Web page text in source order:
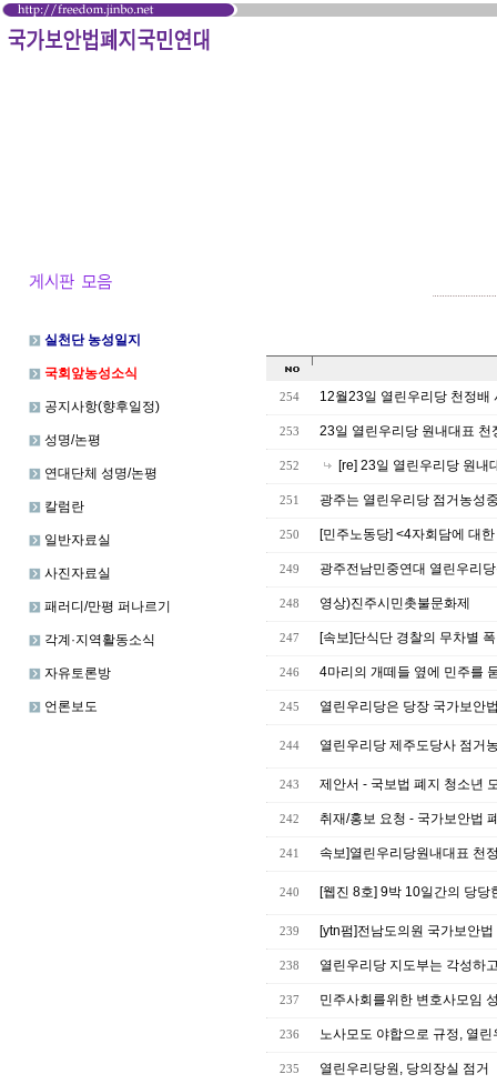
실천단 농성일지
국회앞농성소식
공지사항(향후일정)
성명/논평
연대단체 성명/논평
칼럼란
일반자료실
사진자료실
패러디/만평 퍼나르기
각계·지역활동소식
자유토론방
언론보도
254 12월23일 열린우리당 천정배
253 23일 열린우리당 원내대표 천
252 [re] 23일 열린우리당 원내
251 광주는 열린우리당 점거농성
250 [민주노동당] <4자회담에 대
249 광주전남민중연대 열린우리
248 영상)진주시민촛불문화제
247 [속보]단식단 경찰의 무차별
246 4마리의 개떼들 옆에 민주를
245 열린우리당은 당장 국가보안
244 열린우리당 제주도당사 점거
243 제안서 - 국보법 폐지 청소년
242 취재/홍보 요청 - 국가보안법
241 속보]열린우리당원내대표 천
240 [웹진 8호] 9박 10일간의 당당
239 [ytn펌]전남도의원 국가보안
238 열린우리당 지도부는 각성
237 민주사회를위한 변호사모임
236 노사모도 야합으로 규정, 열
235 열린우리당원, 당의장실 점거